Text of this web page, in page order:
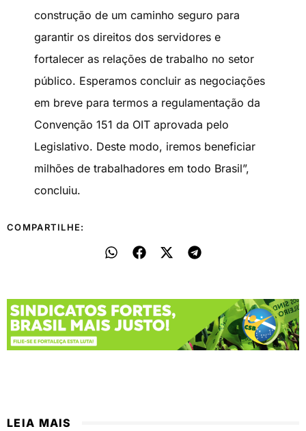
construção de um caminho seguro para
garantir os direitos dos servidores e
fortalecer as relações de trabalho no setor
público. Esperamos concluir as negociações
em breve para termos a regulamentação da
Convenção 151 da OIT aprovada pelo
Legislativo. Deste modo, iremos beneficiar
milhões de trabalhadores em todo Brasil”,
concluiu.
COMPARTILHE:
LEIA MAIS